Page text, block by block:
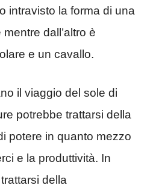
intravisto la forma di una
dall’altro è
e un cavallo.
il viaggio del sole di
potrebbe trattarsi della
potere in quanto mezzo
e la produttività. In
della